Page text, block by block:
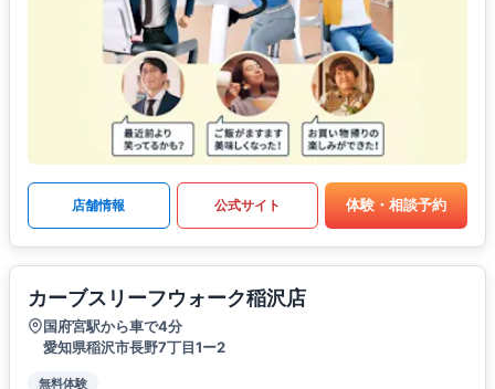
店舗情報 公式サイト 体験・相談予約
カーブスリーフウォーク稲沢店
国府宮駅から車で4分
愛知県稲沢市長野7丁目1ー2
無料体験